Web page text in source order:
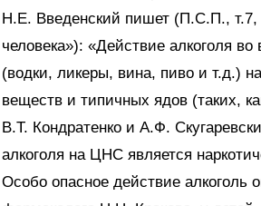
Н.Е. Введенский пишет (П.С.П., т.7,
человека»): «Действие алкоголя
(водки, ликеры, вина, пиво и т.д.)
веществ и типичных ядов (таких,
В.Т. Кондратенко и А.Ф.
алкоголя на ЦНС является
Особо опасное действие алкоголь